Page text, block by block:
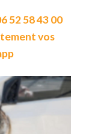
52 58 43 00
vos